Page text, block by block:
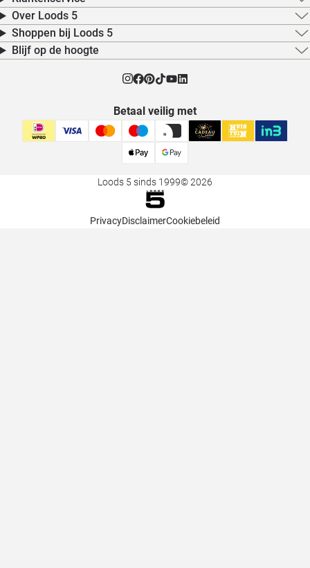
Over Loods 5
Shoppen bij Loods 5
Blijf op de hoogte
Betaal veilig met
Loods 5 sinds 1999© 2026
PrivacyDisclaimerCookiebeleid